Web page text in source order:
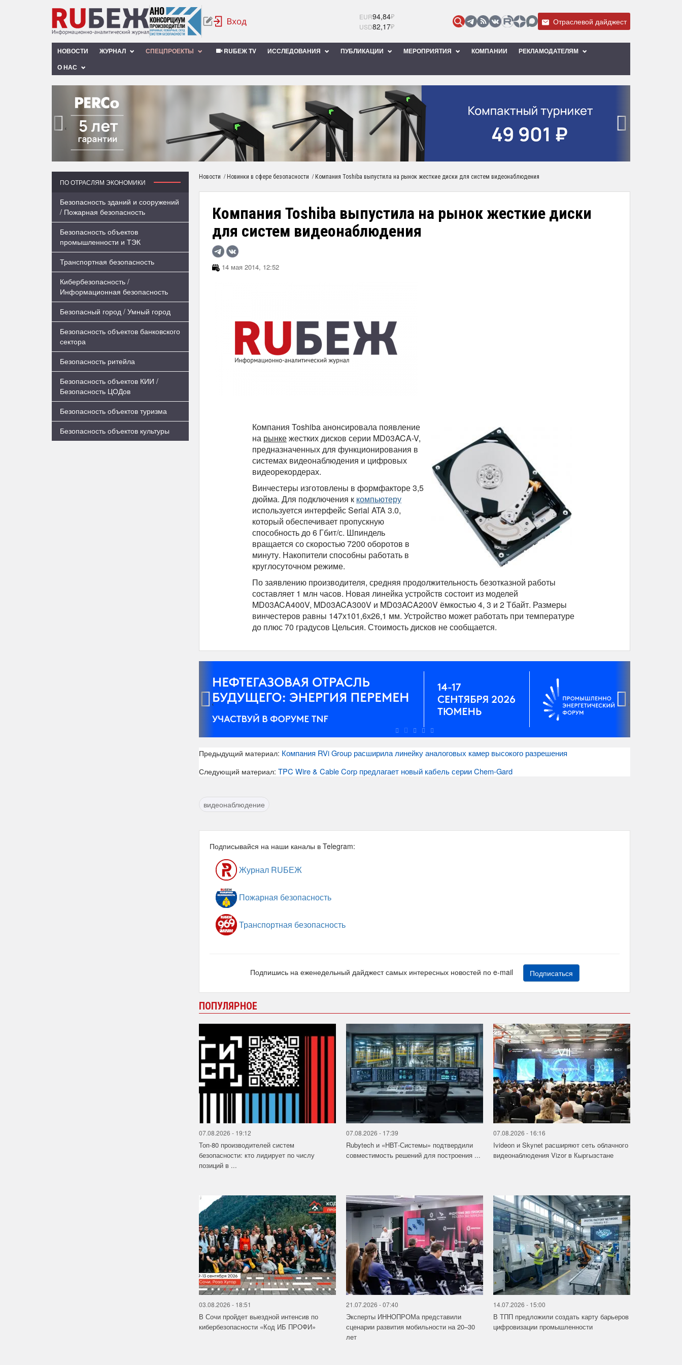
EUR94,84₽
USD82,17₽ Отраслевой дайджест
НОВОСТИ ЖУРНАЛ СПЕЦПРОЕКТЫ RUБЕЖ TV ИССЛЕДОВАНИЯ ПУБЛИКАЦИИ МЕРОПРИЯТИЯ КОМПАНИИ
РЕКЛАМОДАТЕЛЯМ
О НАС
‹
ПО ОТРАСЛЯМ ЭКОНОМИКИ
Безопасность зданий и сооружений
/ Пожарная безопасность
Безопасность объектов
промышленности и ТЭК
Транспортная безопасность
Кибербезопасность /
Информационная безопасность
Безопасный город / Умный город
Безопасность объектов банковского
сектора
Безопасность ритейла
Безопасность объектов КИИ /
Безопасность ЦОДов
Безопасность объектов туризма
Безопасность объектов культуры
Новости / Новинки в сфере безопасности / Компания Toshiba выпустила на рынок жесткие диски для систем видеонаблюдения
Компания Toshiba выпустила на рынок жесткие диски
для систем видеонаблюдения
14 мая 2014, 12:52
Компания Toshiba анонсировала появление
на рынкежестких дисков серии MD03ACA-V,
предназначенных для функционирования в
системах видеонаблюдения и цифровых
видеорекордерах.
Винчестеры изготовлены в формфакторе 3,5
дюйма. Для подключения к компьютеру
используется интерфейс Serial ATA 3.0,
который обеспечивает пропускную
способность до 6 Гбит/с. Шпиндель
вращается со скоростью 7200 оборотов в
минуту. Накопители способны работать в
круглосуточном режиме.
По заявлению производителя, средняя продолжительность безотказной работы
составляет 1 млн часов. Новая линейка устройств состоит из моделей
MD03ACA400V, MD03ACA300V и MD03ACA200V ёмкостью 4, 3 и 2 Тбайт. Размеры
винчестеров равны 147х101,6х26,1 мм. Устройство может работать при температуре
до плюс 70 градусов Цельсия. Стоимость дисков не сообщается.
‹ ›
Предыдущий материал: Компания RVi Group расширила линейку аналоговых камер высокого разрешения
Следующий материал: TPC Wire & Cable Corp предлагает новый кабель серии Chem-Gard
видеонаблюдение
Подписывайся на наши каналы в Telegram:
Журнал RUБЕЖ
Пожарная безопасность
Транспортная безопасность
Подпишись на еженедельный дайджест самых интересных новостей по e-mail Подписаться
ПОПУЛЯРНОЕ
07.08.2026 - 19:12
Топ-80 производителей систем
безопасности: кто лидирует по числу
позиций в ...
07.08.2026 - 17:39
Rubytech и «НВТ-Системы» подтвердили
совместимость решений для построения ...
07.08.2026 - 16:16
Ivideon и Skynet расширяют сеть облачного
видеонаблюдения Vizor в Кыргызстане
03.08.2026 - 18:51
В Сочи пройдет выездной интенсив по
кибербезопасности «Код ИБ ПРОФИ»
21.07.2026 - 07:40
Эксперты ИННОПРОМа представили
сценарии развития мобильности на 20–30
лет
14.07.2026 - 15:00
В ТПП предложили создать карту барьеров
цифровизации промышленности